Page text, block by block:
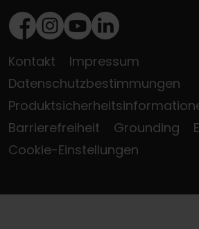
Facebook
Instagram
Youtube
LinkedIn
Kontakt
Impressum
Datenschutzbestimmungen
Barrierefreiheit
Grounding
Cookie-Einstellungen